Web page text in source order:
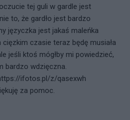
tej guli w gardle jest
to, że gardło jest bardzo
języczka jest jakaś maleńka
czasie teraz będę musiała
jeśli ktoś mógłby mi powiedzieć,
bardzo wdzięczna.
ifotos.pl/z/qasexwh
za pomoc.